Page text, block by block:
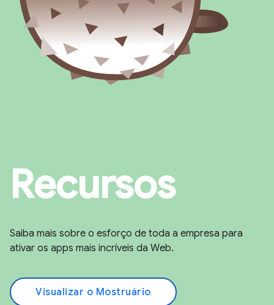
Recursos
Saiba mais sobre o esforço de toda a empresa para
ativar os apps mais incríveis da Web.
Visualizar o Mostruário